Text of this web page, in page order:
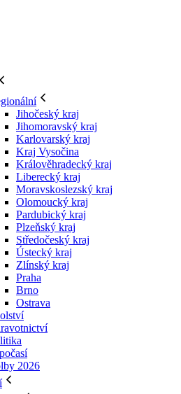
Jihočeský kraj
Jihomoravský kraj
Karlovarský kraj
Kraj Vysočina
Králověhradecký kraj
Liberecký kraj
Moravskoslezský kraj
Olomoucký kraj
Pardubický kraj
Plzeňský kraj
Středočeský kraj
Ústecký kraj
Zlínský kraj
Praha
Brno
Ostrava
2026